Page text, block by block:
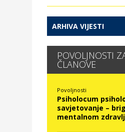
ARHIVA VIJESTI
POVOLJNOSTI
ČLANOVE
Povoljnosti
Psiholocum
savjetovanje –
mentalnom